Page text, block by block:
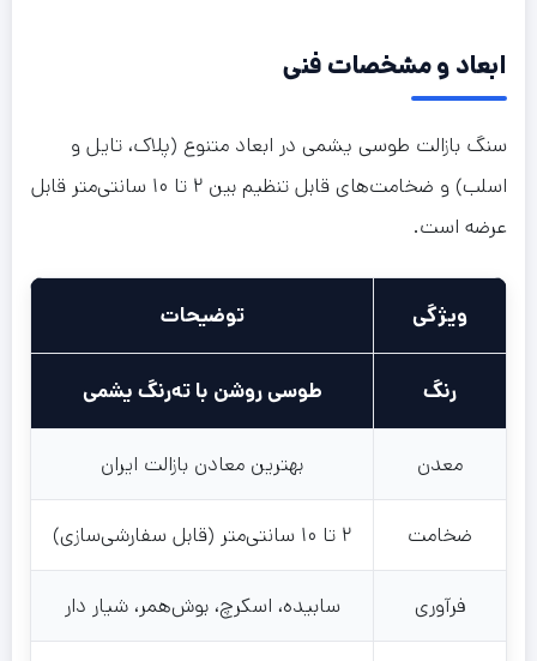
ابعاد و مشخصات فنی
سنگ بازالت طوسی یشمی در ابعاد متنوع (پلاک، تایل و
اسلب) و ضخامت‌های قابل تنظیم بین ۲ تا ۱۰ سانتی‌متر قابل
عرضه است.
ویژگی توضیحات
رنگ طوسی روشن با ته‌رنگ یشمی
معدن بهترین معادن بازالت ایران
ضخامت ۲ تا ۱۰ سانتی‌متر (قابل سفارشی‌سازی)
فرآوری سابیده، اسکرچ، بوش‌همر، شیار دار